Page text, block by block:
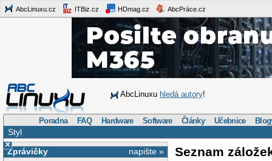
AbcLinuxu.cz ITBiz.cz HDmag.cz AbcPráce.cz
AbcLinuxu hledá autory!
Poradna FAQ Hardware Software Články Učebnice
Styl
×
napište »
Zprávičky
Seznam